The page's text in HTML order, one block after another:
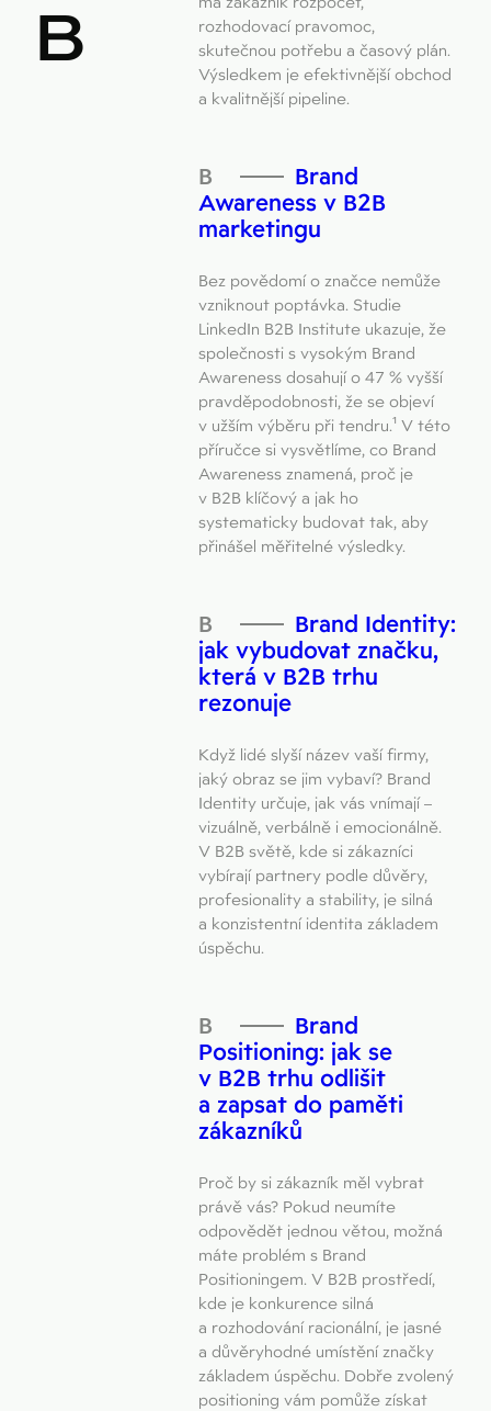
B
rozhodovací pravomoc,
skutečnou potřebu a časový plán.
Výsledkem je efektivnější obchod
a kvalitnější pipeline.
Brand
Awareness v B2B
marketingu
Bez povědomí o značce nemůže
vzniknout poptávka. Studie
LinkedIn B2B Institute ukazuje, že
společnosti s vysokým Brand
Awareness dosahují o 47 % vyšší
pravděpodobnosti, že se objeví
v užším výběru při tendru.¹ V této
příručce si vysvětlíme, co Brand
Awareness znamená, proč je
v B2B klíčový a jak ho
systematicky budovat tak, aby
přinášel měřitelné výsledky.
Brand Identity:
jak vybudovat značku,
která v B2B trhu
rezonuje
Když lidé slyší název vaší firmy,
jaký obraz se jim vybaví? Brand
Identity určuje, jak vás vnímají –
vizuálně, verbálně i emocionálně.
V B2B světě, kde si zákazníci
vybírají partnery podle důvěry,
profesionality a stability, je silná
a konzistentní identita základem
úspěchu.
Brand
Positioning: jak se
v B2B trhu odlišit
a zapsat do paměti
zákazníků
Proč by si zákazník měl vybrat
právě vás? Pokud neumíte
odpovědět jednou větou, možná
máte problém s Brand
Positioningem. V B2B prostředí,
kde je konkurence silná
a rozhodování racionální, je jasné
a důvěryhodné umístění značky
základem úspěchu. Dobře zvolený
positioning vám pomůže získat